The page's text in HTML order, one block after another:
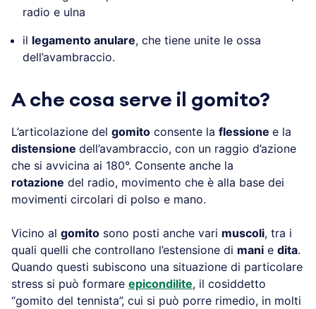
radio e ulna
il legamento anulare, che tiene unite le ossa
dell’avambraccio.
A che cosa serve il gomito?
L’articolazione del gomito consente la flessione e la
distensione dell’avambraccio, con un raggio d’azione
che si avvicina ai 180°. Consente anche la
rotazione del radio, movimento che è alla base dei
movimenti circolari di polso e mano.
Vicino al gomito sono posti anche vari muscoli, tra i
quali quelli che controllano l’estensione di mani e dita.
Quando questi subiscono una situazione di particolare
stress si può formare epicondilite, il cosiddetto
“gomito del tennista”, cui si può porre rimedio, in molti